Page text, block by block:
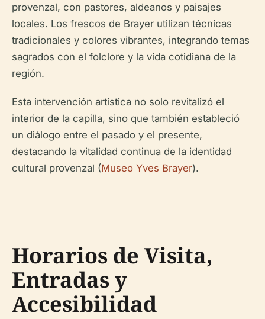
provenzal, con pastores, aldeanos y paisajes
locales. Los frescos de Brayer utilizan técnicas
tradicionales y colores vibrantes, integrando temas
sagrados con el folclore y la vida cotidiana de la
región.
Esta intervención artística no solo revitalizó el
interior de la capilla, sino que también estableció
un diálogo entre el pasado y el presente,
destacando la vitalidad continua de la identidad
cultural provenzal (Museo Yves Brayer).
Horarios de Visita,
Entradas y
Accesibilidad